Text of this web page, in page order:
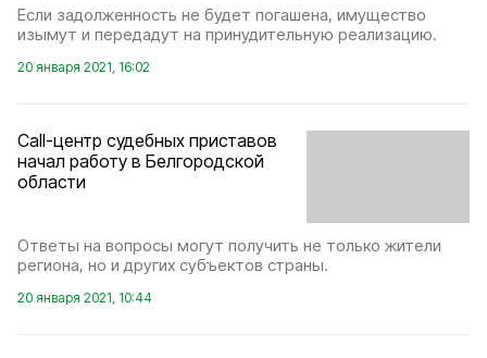
Если задолженность не будет погашена, имущество
изымут и передадут на принудительную реализацию.
20 января 2021, 16:02
Call-центр судебных приставов
начал работу в Белгородской
области
Ответы на вопросы могут получить не только жители
региона, но и других субъектов страны.
20 января 2021, 10:44